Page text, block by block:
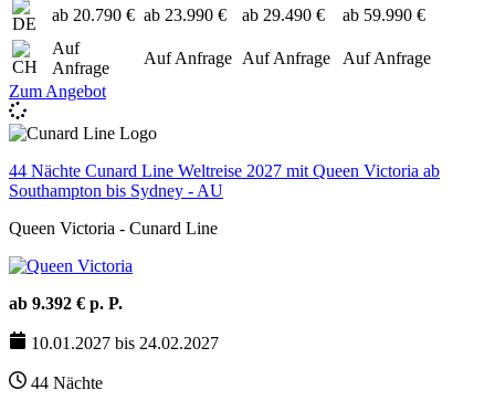
ab 20.790 € ab 23.990 € ab 29.490 €
ab 59.990 €
Auf
Anfrage
Auf Anfrage Auf Anfrage
Auf Anfrage
Zum Angebot
44 Nächte Cunard Line Weltreise 2027 mit Queen Victoria ab
Southampton bis Sydney - AU
Queen Victoria - Cunard Line
ab 9.392 € p. P.
10.01.2027 bis 24.02.2027
44 Nächte